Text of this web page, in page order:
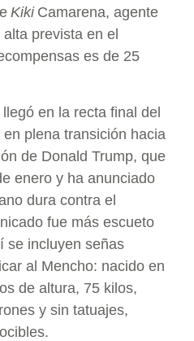
KikiCamarena, agente
prevista en el
es de 25
en la recta final del
plena transición hacia
de Donald Trump, que
enero y ha anunciado
dura contra el
fue más escueto
se incluyen señas
al Mencho: nacido en
de altura, 75 kilos,
y sin tatuajes,